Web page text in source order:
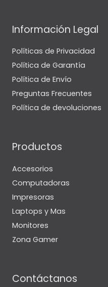
Información Legal
Políticas de Privacidad
Política de Garantía
Política de Envío
Preguntas Frecuentes
Política de devoluciones
Productos
Accesorios
Computadoras
Impresoras
Laptops y Mas
Monitores
Zona Gamer
Contáctanos